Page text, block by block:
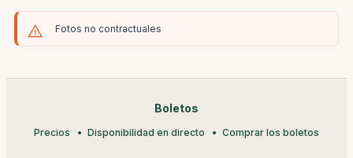
Fotos no contractuales
Boletos
Precios Disponibilidad en directo Comprar los boletos